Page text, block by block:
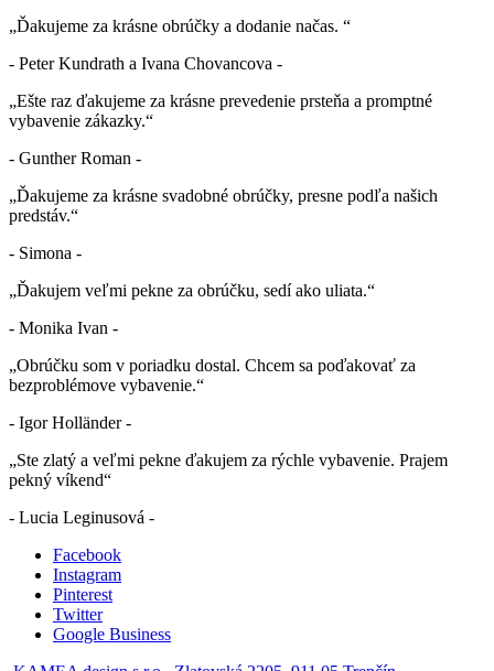
„Ďakujeme za krásne obrúčky a dodanie načas. “
- Peter Kundrath a Ivana Chovancova -
„Ešte raz ďakujeme za krásne prevedenie prsteňa a promptné
vybavenie zákazky.“
- Gunther Roman -
„Ďakujeme za krásne svadobné obrúčky, presne podľa našich
predstáv.“
- Simona -
„Ďakujem veľmi pekne za obrúčku, sedí ako uliata.“
- Monika Ivan -
„Obrúčku som v poriadku dostal. Chcem sa poďakovať za
bezproblémove vybavenie.“
- Igor Holländer -
„Ste zlatý a veľmi pekne ďakujem za rýchle vybavenie. Prajem
pekný víkend“
- Lucia Leginusová -
Facebook
Instagram
Pinterest
Twitter
Google Business